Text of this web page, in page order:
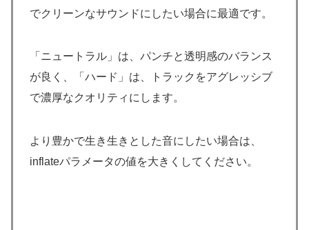
でクリーンなサウンドにしたい場合に最適です。
「ニュートラル」は、パンチと透明感のバランス
が良く、「ハード」は、トラックをアグレッシブ
で濃厚なクオリティにします。
より豊かで生き生きとした音にしたい場合は、
inflateパラメータの値を大きくしてください。